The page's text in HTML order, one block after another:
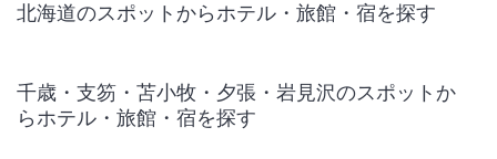
北海道のスポットからホテル・旅館・宿を探す
千歳・支笏・苫小牧・夕張・岩見沢のスポットか
らホテル・旅館・宿を探す